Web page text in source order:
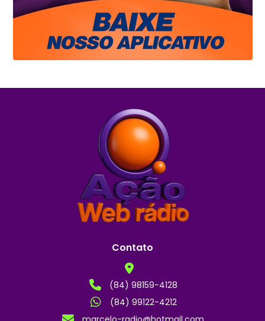
Contato
(84) 98159-4128
(84) 99122-4212